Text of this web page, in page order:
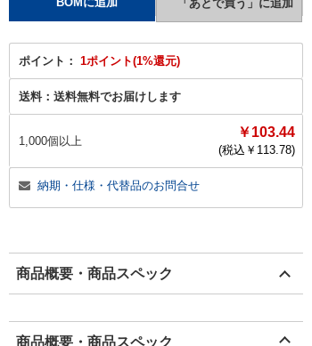
ポイント： 1ポイント(1%還元)
送料： 送料無料でお届けします
1,000個以上
￥103.44
(税込￥ 113.78)
納期・仕様・代替品のお問合せ
商品概要・商品スペック
商品概要・商品スペック